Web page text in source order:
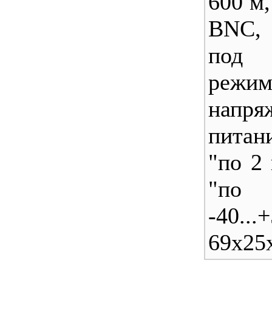
BNC,
под
"по 2
"по
-